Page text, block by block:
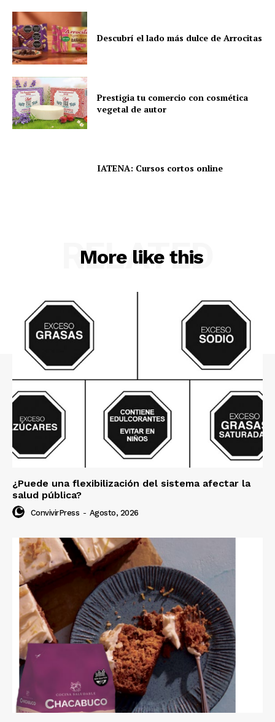
Descubrí el lado más dulce de Arrocitas
Prestigia tu comercio con cosmética
vegetal de autor
IATENA: Cursos cortos online
More like this
RELATED
¿Puede una flexibilización del sistema afectar la
salud pública?
ConvivirPress - Agosto, 2026